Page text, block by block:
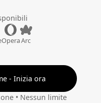
OperaArc
- Inizia ora
• Nessun limite